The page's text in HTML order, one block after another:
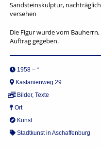
Sandsteinskulptur,
versehen
Die Figur wurde vom
Auftrag gegeben.
1958 – *
Kastanienweg 29
Bilder, Texte
Ort
Kunst
Stadtkunst in Aschaffenburg